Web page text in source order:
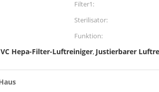
Filter1:
Sterilisator:
Funktion:
Hepa-Filter-Luftreiniger, Justierbarer